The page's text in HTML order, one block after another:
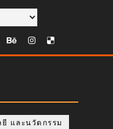
และนวัตกรรม